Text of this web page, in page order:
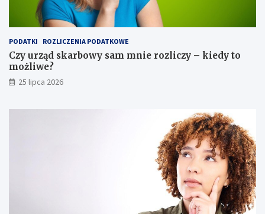
PODATKI ROZLICZENIA PODATKOWE
Czy urząd skarbowy sam mnie rozliczy – kiedy to
możliwe?
25 lipca 2026